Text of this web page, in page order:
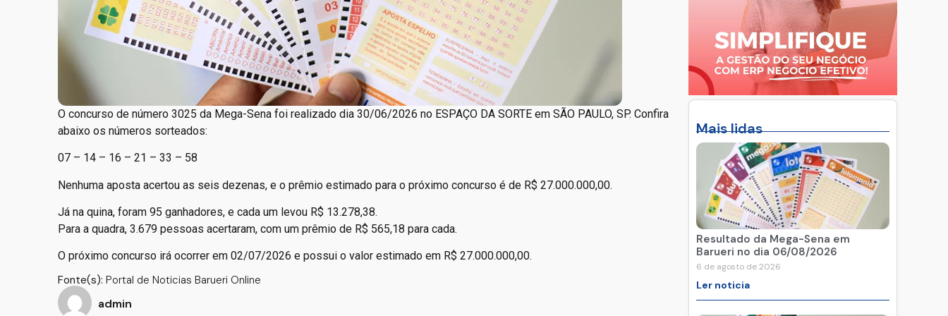
O concurso de número 3025 da Mega-Sena foi realizado dia 30/06/2026 no ESPAÇO DA SORTE em SÃO PAULO, SP. Confira
abaixo os números sorteados:
07 – 14 – 16 – 21 – 33 – 58
Nenhuma aposta acertou as seis dezenas, e o prêmio estimado para o próximo concurso é de R$ 27.000.000,00.
Já na quina, foram 95 ganhadores, e cada um levou R$ 13.278,38.
Para a quadra, 3.679 pessoas acertaram, com um prêmio de R$ 565,18 para cada.
O próximo concurso irá ocorrer em 02/07/2026 e possui o valor estimado em R$ 27.000.000,00.
Fonte(s): Portal de Noticias Barueri Online
admin
Mais lidas
Resultado da Mega-Sena em
Barueri no dia 06/08/2026
6 de agosto de 2026
Ler noticia